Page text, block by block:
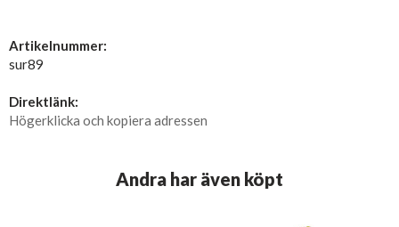
Artikelnummer:
sur89
Direktlänk:
Högerklicka och kopiera adressen
Andra har även köpt